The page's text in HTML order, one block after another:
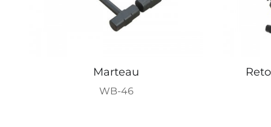
Marteau
WB-46